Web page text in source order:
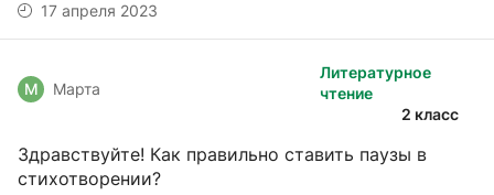
17 апреля 2023
Литературное
чтение
2 класс
М Марта
Здравствуйте! Как правильно ставить паузы в
стихотворении?